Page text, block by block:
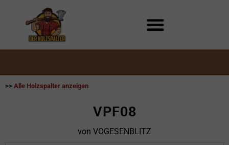
>> Alle Holzspalter anzeigen
VPF08
von VOGESENBLITZ